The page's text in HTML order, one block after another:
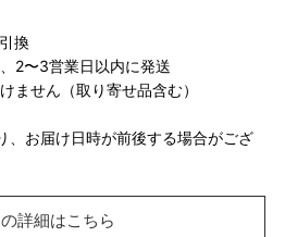
換
2〜3営業日以内に発送
ません（取り寄せ品含む）
、お届け日時が前後する場合がござ
詳細はこちら